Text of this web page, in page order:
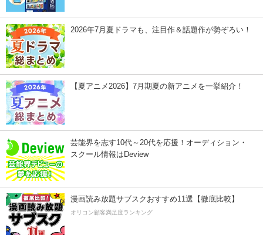
2026年7月夏ドラマも、注目作＆話題作が勢ぞろい！
【夏アニメ2026】7月期夏の新アニメを一挙紹介！
芸能界を志す10代～20代を応援！オーディション・
スクール情報はDeview
漫画読み放題サブスクおすすめ11選【徹底比較】
オリコン顧客満足度ランキング